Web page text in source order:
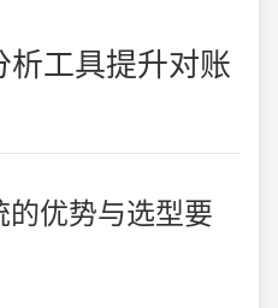
工具提升对账
优势与选型要